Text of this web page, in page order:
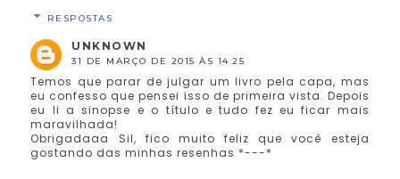
RESPOSTAS
UNKNOWN
31 DE MARÇO DE 2015 ÀS 14:25
Temos que parar de julgar um livro pela capa, mas
eu confesso que pensei isso de primeira vista. Depois
eu li a sinopse e o título e tudo fez eu ficar mais
maravilhada!
Obrigadaaa Sil, fico muito feliz que você esteja
gostando das minhas resenhas *---*